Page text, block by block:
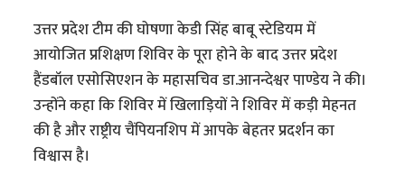
उत्तर प्रदेश टीम की घोषणा केडी सिंह बाबू स्टेडियम में
आयोजित प्रशिक्षण शिविर के पूरा होने के बाद उत्तर प्रदेश
हैंडबॉल एसोसिएशन के महासचिव डा.आनन्देश्वर पाण्डेय ने की।
उन्होंने कहा कि शिविर में खिलाड़ियों ने शिविर में कड़ी मेहनत
की है और राष्ट्रीय चैंपियनशिप में आपके बेहतर प्रदर्शन का
विश्वास है।